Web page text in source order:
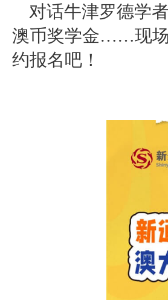
对话牛津罗德学
澳币奖学金……现场
约报名吧！